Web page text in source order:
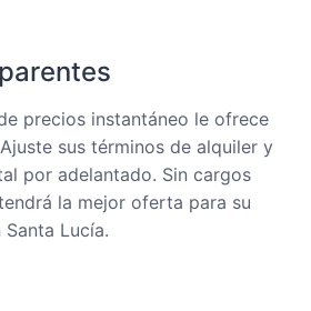
precios instantáneo le ofrece
sus términos de alquiler y
por adelantado. Sin cargos
la mejor oferta para su
Lucía.